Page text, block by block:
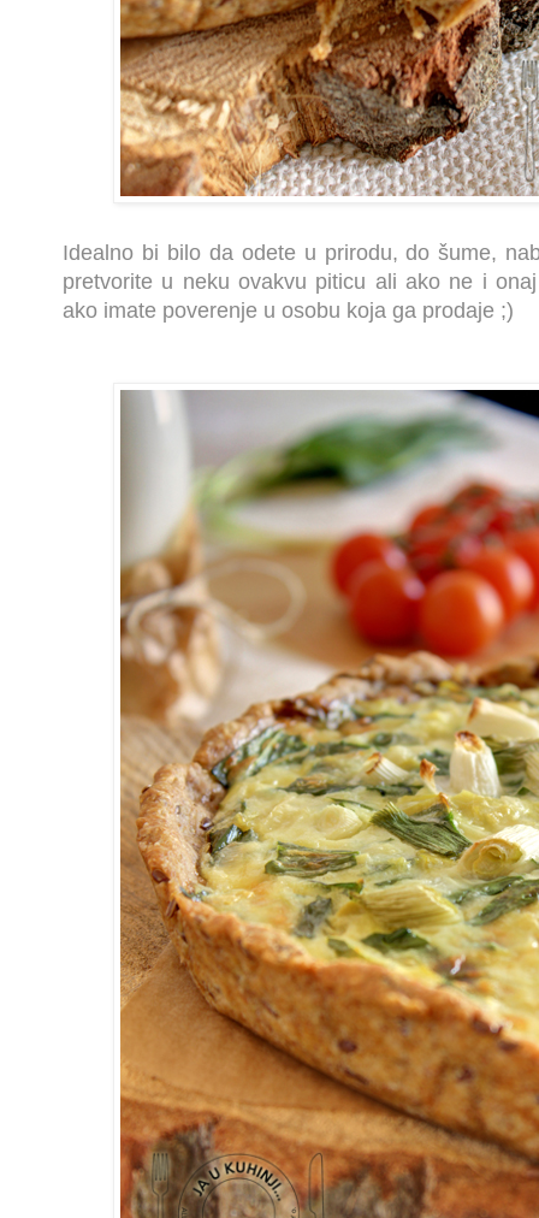
Idealno bi bilo da odete u prirodu, do šume,
pretvorite u neku ovakvu piticu ali ako ne i
ako imate poverenje u osobu koja ga prodaje ;)